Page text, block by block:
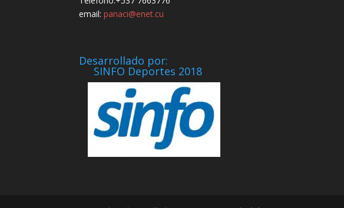
email:panaci@enet.cu
Desarrollado por:
SINFO Deportes 2018